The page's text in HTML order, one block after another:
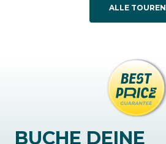
ALLE TOUREN
BUCHE DEINE